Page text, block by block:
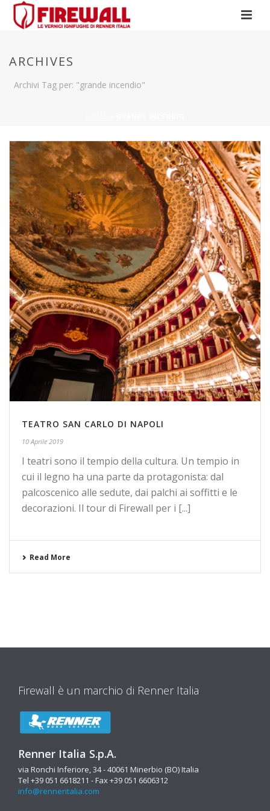
ARCHIVES
Archivi Tag per: "grande incendio"
TEATRO SAN CARLO DI NAPOLI
10 Aprile 2019
I teatri sono il tempio della cultura. Un tempio in
cui il legno ha una parte da protagonista: dal
palcoscenico alle sedute, dai palchi ai soffitti e le
decorazioni. Il tour di Firewall per i [...]
Read More
Firewall è un marchio di Renner Italia
Renner Italia S.p.A.
via Ronchi Inferiore, 34 - 40061 Minerbio (BO) Italia
Tel +39 051 6618211 - Fax +39 051 6606312
info@renneritalia.com